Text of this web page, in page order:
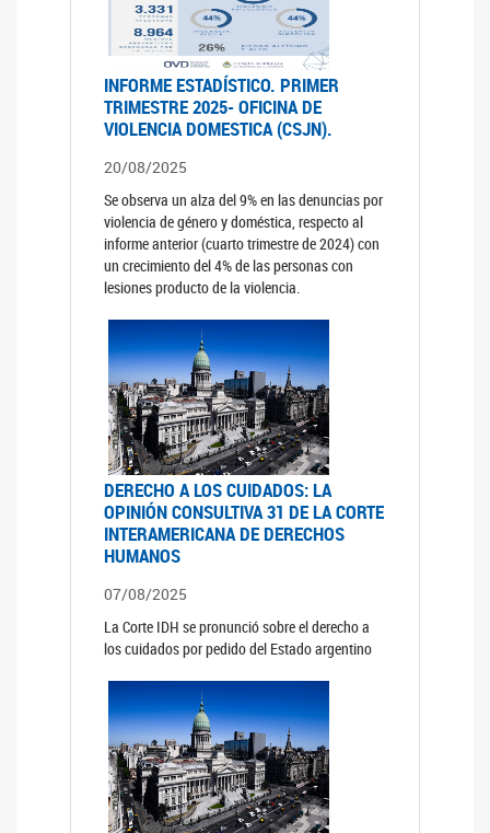
INFORME ESTADÍSTICO. PRIMER
TRIMESTRE 2025- OFICINA DE
VIOLENCIA DOMESTICA (CSJN).
20/08/2025
Se observa un alza del 9% en las denuncias por
violencia de género y doméstica, respecto al
informe anterior (cuarto trimestre de 2024) con
un crecimiento del 4% de las personas con
lesiones producto de la violencia.
DERECHO A LOS CUIDADOS: LA
OPINIÓN CONSULTIVA 31 DE LA CORTE
INTERAMERICANA DE DERECHOS
HUMANOS
07/08/2025
La Corte IDH se pronunció sobre el derecho a
los cuidados por pedido del Estado argentino